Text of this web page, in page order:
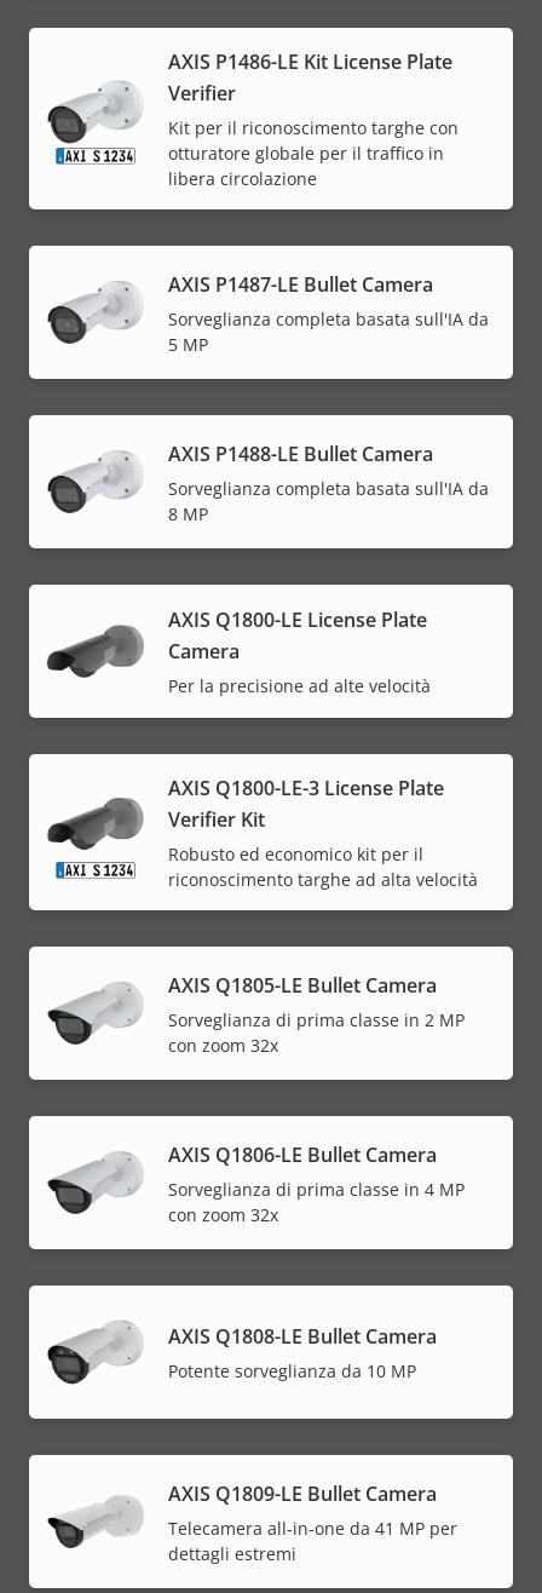
AXIS P1486-LE Kit License Plate
Verifier
Kit per il riconoscimento targhe con
otturatore globale per il traffico in
libera circolazione
AXIS P1487-LE Bullet Camera
Sorveglianza completa basata sull'IA da
5 MP
AXIS P1488-LE Bullet Camera
Sorveglianza completa basata sull'IA da
8 MP
AXIS Q1800-LE License Plate
Camera
Per la precisione ad alte velocità
AXIS Q1800-LE-3 License Plate
Verifier Kit
Robusto ed economico kit per il
riconoscimento targhe ad alta velocità
AXIS Q1805-LE Bullet Camera
Sorveglianza di prima classe in 2 MP
con zoom 32x
AXIS Q1806-LE Bullet Camera
Sorveglianza di prima classe in 4 MP
con zoom 32x
AXIS Q1808-LE Bullet Camera
Potente sorveglianza da 10 MP
AXIS Q1809-LE Bullet Camera
Telecamera all-in-one da 41 MP per
dettagli estremi